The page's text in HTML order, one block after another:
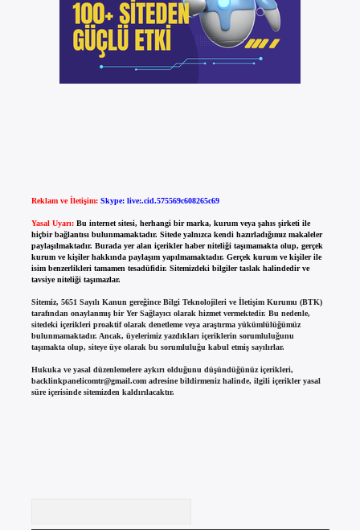
Reklam ve İletişim: Skype: live:.cid.575569c608265c69
Yasal Uyarı: Bu internet sitesi, herhangi bir marka, kurum veya şahıs şirketi ile
hiçbir bağlantısı bulunmamaktadır. Sitede yalnızca kendi hazırladığımız makaleler
paylaşılmaktadır. Burada yer alan içerikler haber niteliği taşımamakta olup, gerçek
kurum ve kişiler hakkında paylaşım yapılmamaktadır. Gerçek kurum ve kişiler ile
isim benzerlikleri tamamen tesadüfidir. Sitemizdeki bilgiler taslak halindedir ve
tavsiye niteliği taşımazlar.
Sitemiz, 5651 Sayılı Kanun gereğince Bilgi Teknolojileri ve İletişim Kurumu (BTK)
tarafından onaylanmış bir Yer Sağlayıcı olarak hizmet vermektedir. Bu nedenle,
sitedeki içerikleri proaktif olarak denetleme veya araştırma yükümlülüğümüz
bulunmamaktadır. Ancak, üyelerimiz yazdıkları içeriklerin sorumluluğunu
taşımakta olup, siteye üye olarak bu sorumluluğu kabul etmiş sayılırlar.
Hukuka ve yasal düzenlemelere aykırı olduğunu düşündüğünüz içerikleri,
backlinkpanelicomtr@gmail.comadresine bildirmeniz halinde, ilgili içerikler yasal
süre içerisinde sitemizden kaldırılacaktır.